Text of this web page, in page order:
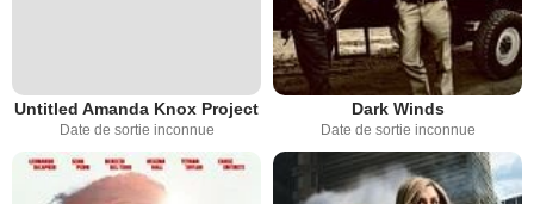
Untitled Amanda Knox Project
Date de sortie inconnue
Dark Winds
Date de sortie inconnue